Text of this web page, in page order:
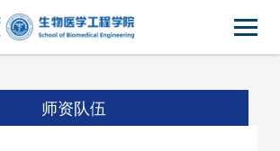
师资队伍